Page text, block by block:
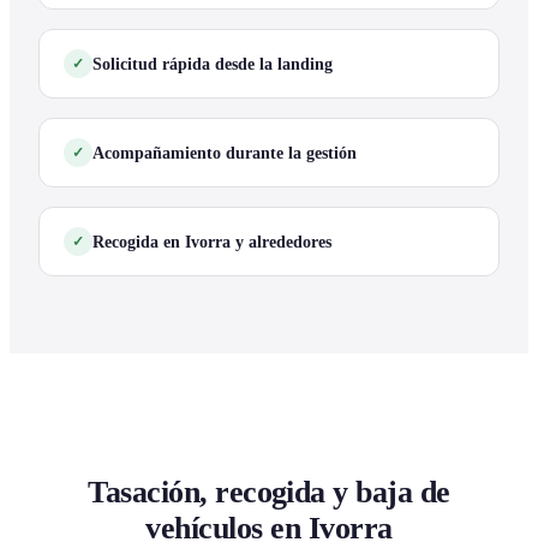
Solicitud rápida desde la landing
Acompañamiento durante la gestión
Recogida en Ivorra y alrededores
Tasación, recogida y baja de
vehículos en Ivorra